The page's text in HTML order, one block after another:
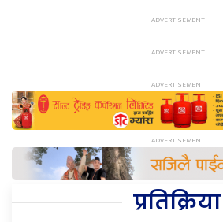
प्रतिक्रिया